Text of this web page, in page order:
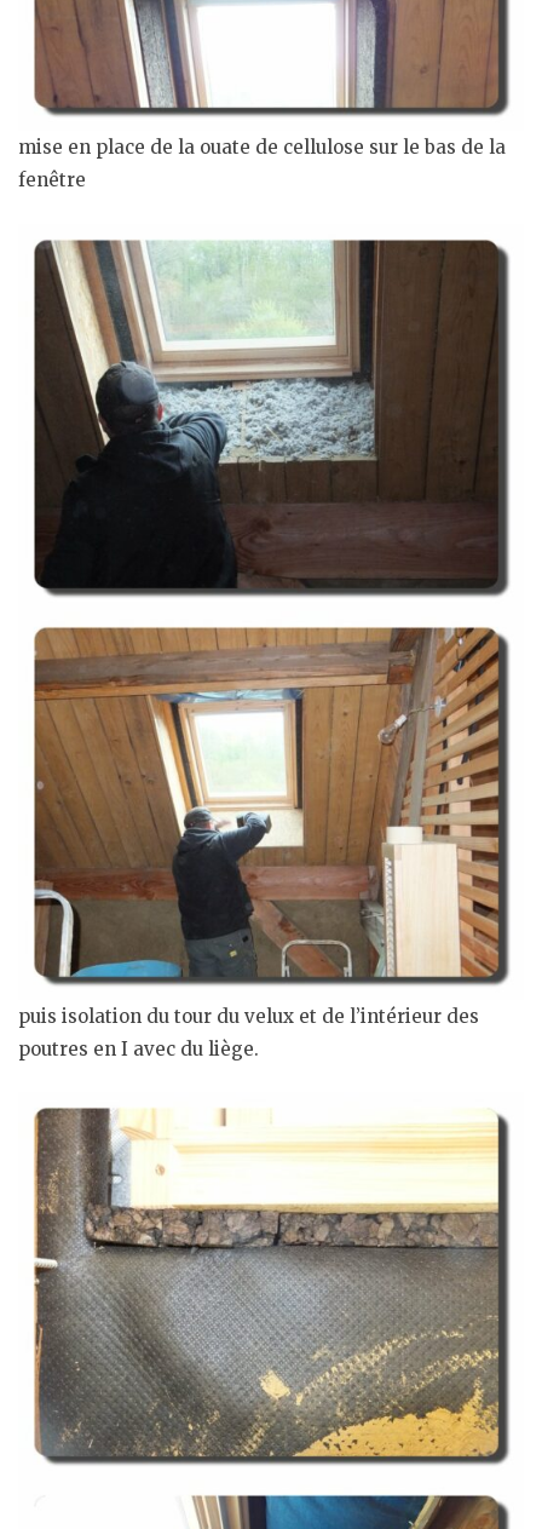
mise en place de la ouate de cellulose sur le bas de la
fenêtre
puis isolation du tour du velux et de l’intérieur des
poutres en I avec du liège.